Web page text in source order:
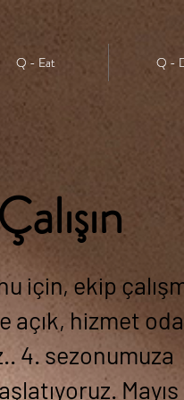
Q - Eat Q -
Q - Eat Q -
için, ekip
açık, hizmet
4. sezonumuza